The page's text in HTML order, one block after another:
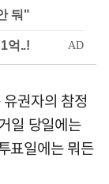
둬"
권자의 참정
일 당일에는
표일에는 뭐든